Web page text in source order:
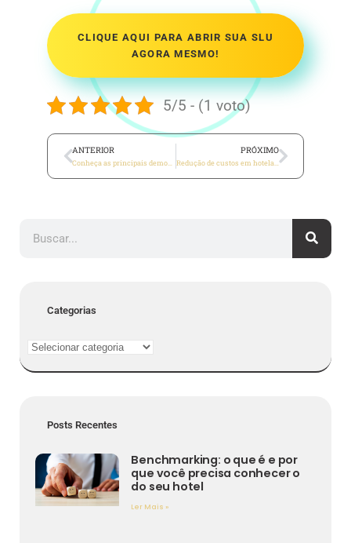
CLIQUE AQUI PARA ABRIR SUA SLU
AGORA MESMO!
5/5 - (1 voto)
ANTERIOR PRÓXIMO
Redução de custos em hotelaria: como fazer?
Categorias
Posts Recentes
Benchmarking: o que é e por
que você precisa conhecer o
do seu hotel
Ler Mais »